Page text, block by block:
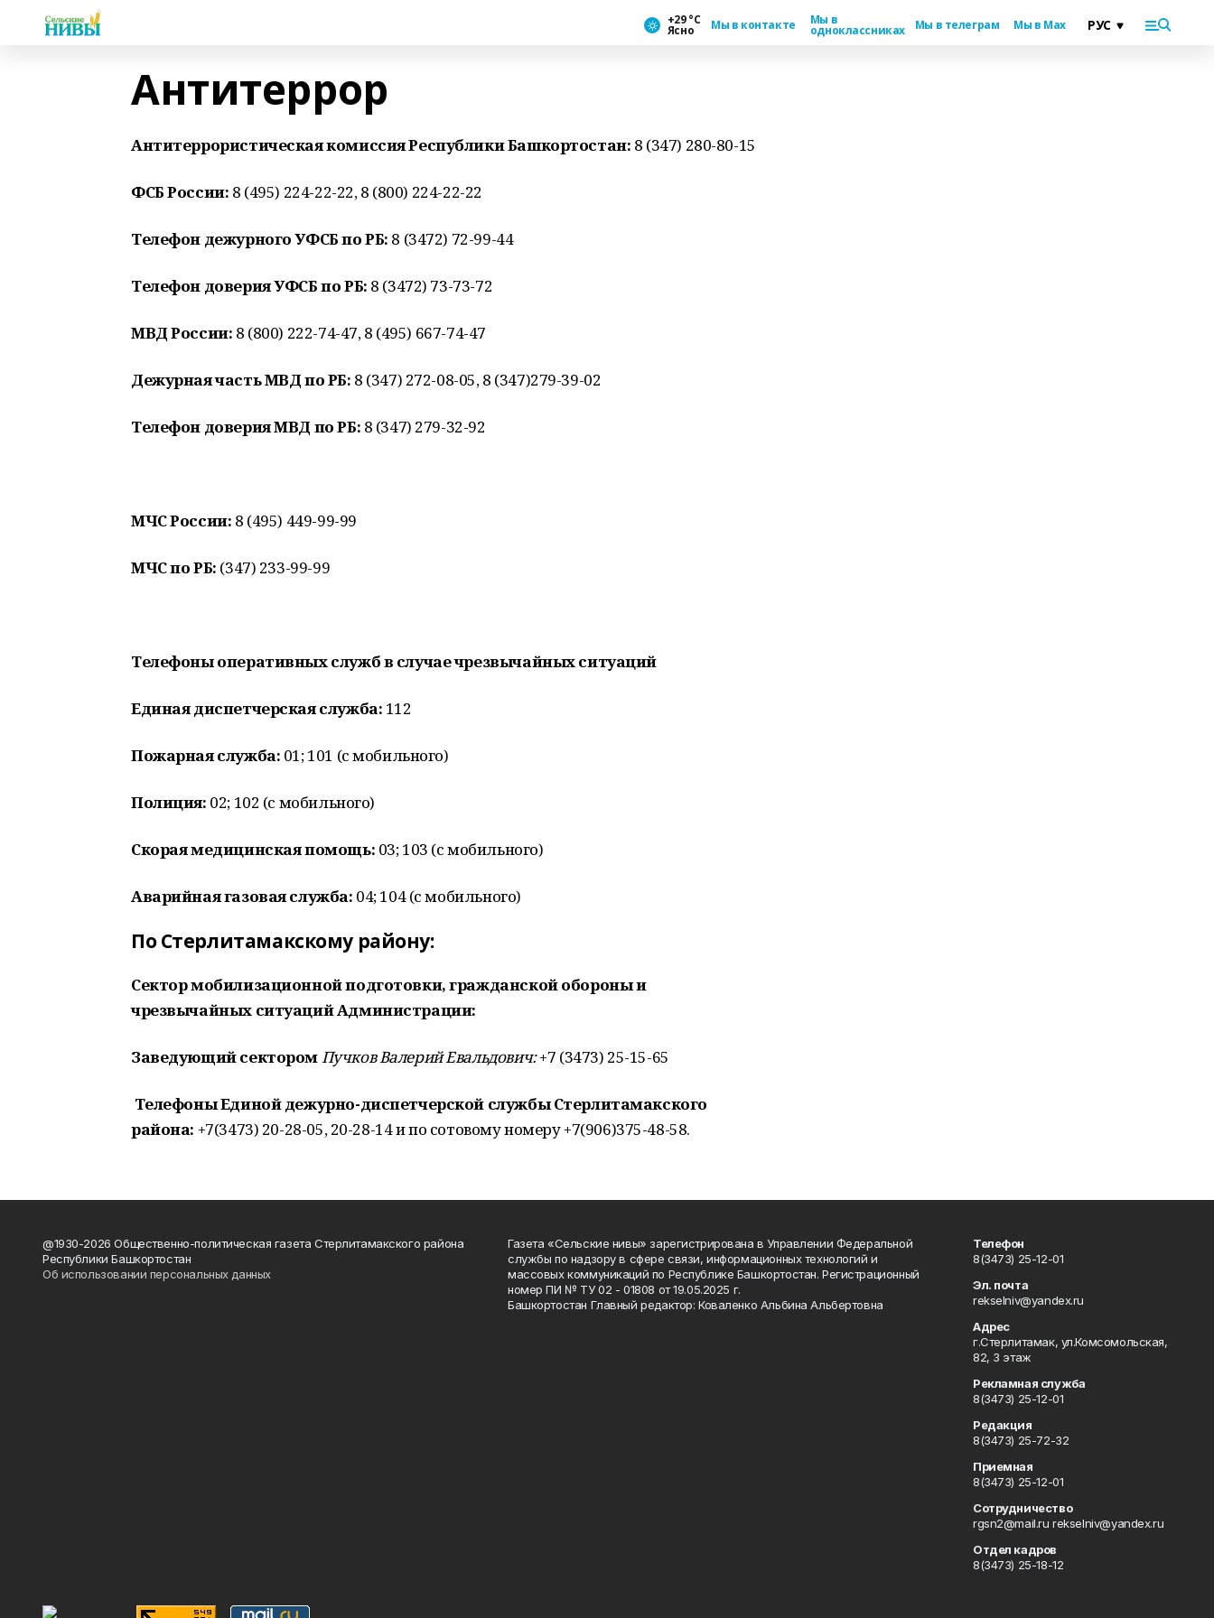
+29 °С
Ясно Мы в контакте Мы в
одноклассниках Мы в телеграм Мы в Max
Антитеррор
Антитеррористическая комиссия Республики Башкортостан: 8 (347) 280-80-15
ФСБ России: 8 (495) 224-22-22, 8 (800) 224-22-22
Телефон дежурного УФСБ по РБ: 8 (3472) 72-99-44
Телефон доверия УФСБ по РБ: 8 (3472) 73-73-72
МВД России: 8 (800) 222-74-47, 8 (495) 667-74-47
Дежурная часть МВД по РБ: 8 (347) 272-08-05, 8 (347)279-39-02
Телефон доверия МВД по РБ: 8 (347) 279-32-92
МЧС России: 8 (495) 449-99-99
МЧС по РБ: (347) 233-99-99
Телефоны оперативных служб в случае чрезвычайных ситуаций
Единая диспетчерская служба: 112
Пожарная служба: 01; 101 (с мобильного)
Полиция: 02; 102 (с мобильного)
Скорая медицинская помощь: 03; 103 (с мобильного)
Аварийная газовая служба: 04; 104 (с мобильного)
По Стерлитамакскому району:
Сектор мобилизационной подготовки, гражданской обороны и
чрезвычайных ситуаций Администрации:
Заведующий секторомПучков Валерий Евальдович:+7 (3473) 25-15-65
Телефоны Единой дежурно-диспетчерской службы Стерлитамакского
района: +7(3473) 20-28-05, 20-28-14 и по сотовому номеру +7(906)375-48-58.
@1930-2026 Общественно-политическая газета Стерлитамакского района
Республики Башкортостан
Об использовании персональных данных
Газета «Сельские нивы» зарегистрирована в Управлении Федеральной
службы по надзору в сфере связи, информационных технологий и
массовых коммуникаций по Республике Башкортостан. Регистрационный
номер ПИ № ТУ 02 - 01808 от 19.05.2025 г.
Башкортостан Главный редактор: Коваленко Альбина Альбертовна
Телефон
8(3473) 25-12-01
Эл. почта
rekselniv@yandex.ru
Адрес
г.Стерлитамак, ул.Комсомольская,
82, 3 этаж
Рекламная служба
8(3473) 25-12-01
Редакция
8(3473) 25-72-32
Приемная
8(3473) 25-12-01
Сотрудничество
rgsn2@mail.ru rekselniv@yandex.ru
Отдел кадров
8(3473) 25-18-12